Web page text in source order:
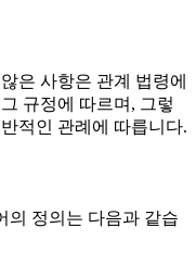
은 사항은 관계 법령에
규정에 따르며, 그렇
적인 관례에 따릅니다.
의 정의는 다음과 같습